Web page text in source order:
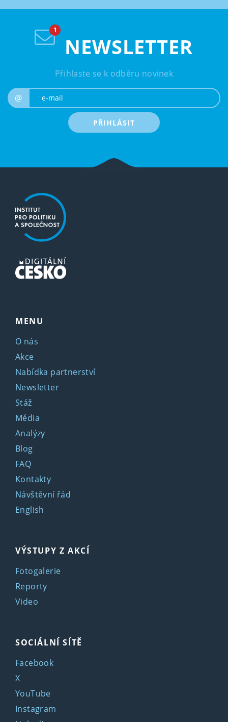
NEWSLETTER
Přihlaste se k odběru novinek
@
PŘIHLÁSIT
MENU
O nás
Akce
Nabídka partnerství
Newsletter
Stáž
Média
Analýzy
Blog
FAQ
Kontakty
Návštěvní řád
English
VÝSTUPY Z AKCÍ
Fotogalerie
Reporty
Video
SOCIÁLNÍ SÍTĚ
Facebook
X
YouTube
Instagram